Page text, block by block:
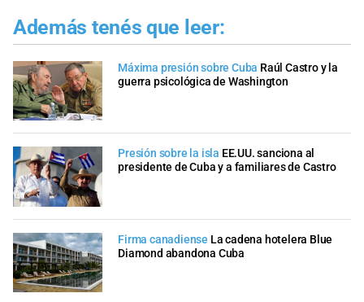
Además tenés que leer:
Máxima presión sobre Cuba Raúl Castro y la
guerra psicológica de Washington
Presión sobre la isla EE.UU. sanciona al
presidente de Cuba y a familiares de Castro
Firma canadiense La cadena hotelera Blue
Diamond abandona Cuba